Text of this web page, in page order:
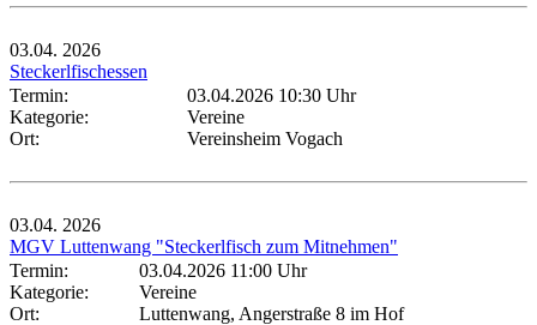
03.04. 2026
Steckerlfischessen
Termin:
03.04.2026 10:30 Uhr
Kategorie:
Vereine
Ort:
Vereinsheim Vogach
03.04. 2026
MGV Luttenwang "Steckerlfisch zum Mitnehmen"
Termin:
03.04.2026 11:00 Uhr
Kategorie:
Vereine
Ort:
Luttenwang, Angerstraße 8 im Hof